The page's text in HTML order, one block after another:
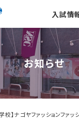
入試情
お知らせ
校】ナゴヤファッションファ